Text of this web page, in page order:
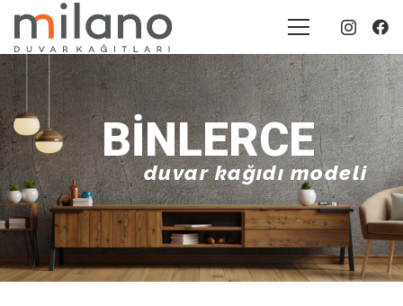
BINLERCE
duvar kağıdı modeli